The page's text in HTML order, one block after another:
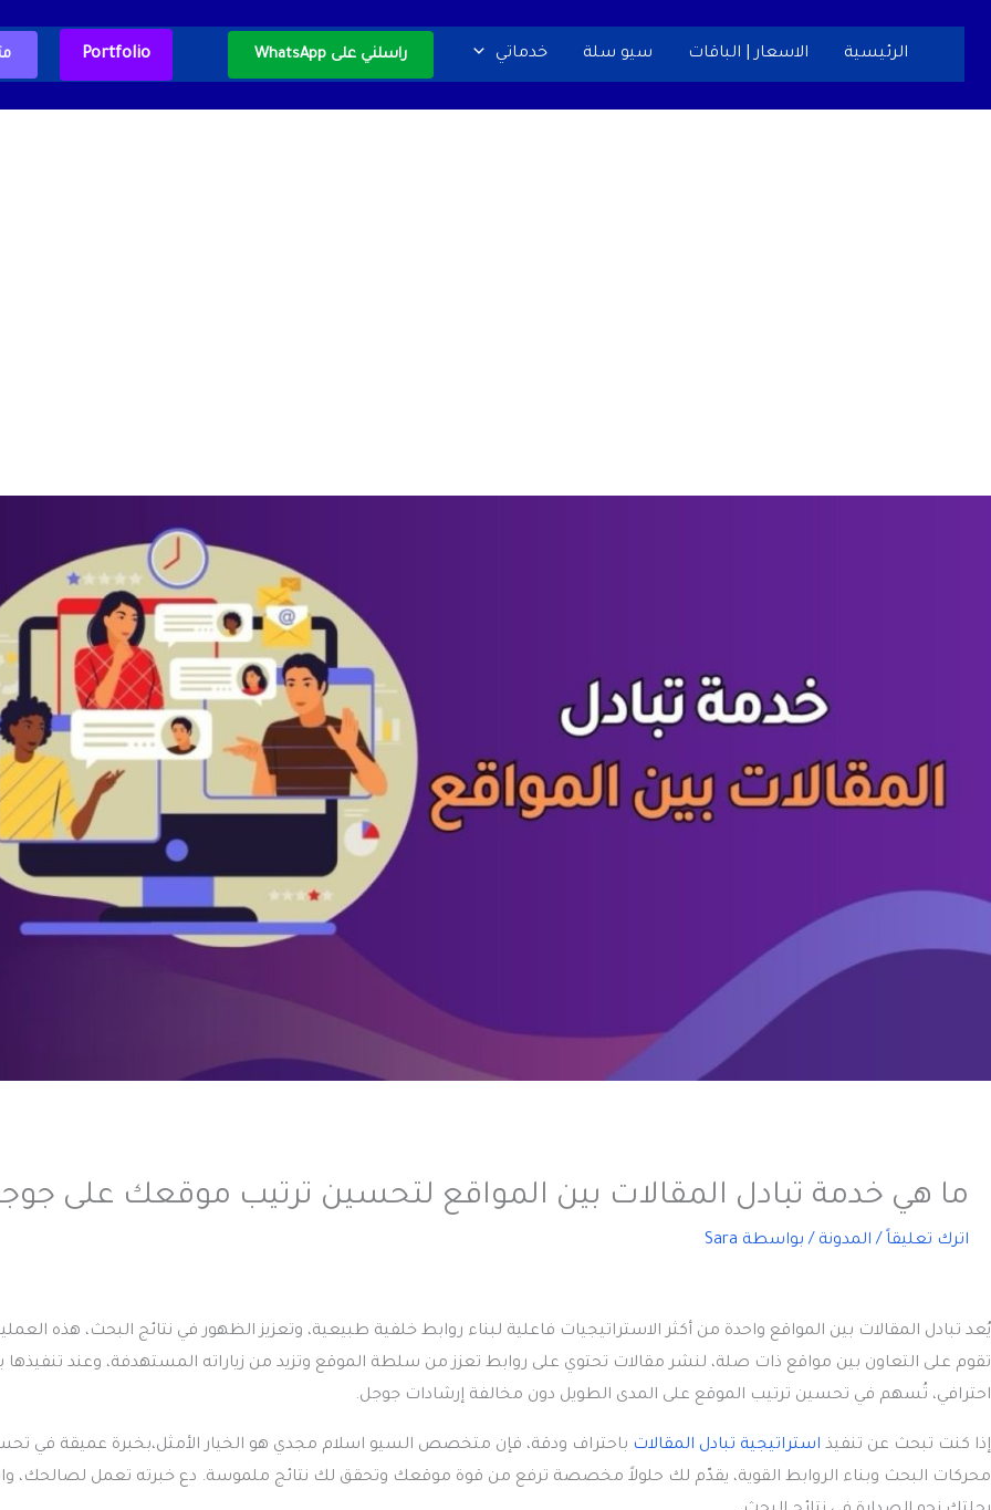
المحتوى
الرئيسية الاسعار | الباقات سيو سلة خدماتي راسلني على WhatsApp Portfolio
ما هي خدمة تبادل المقالات بين المواقع لتحسين ترتيب موقعك على
اترك تعليقاً / المدونة / بواسطة Sara
يُعد تبادل المقالات بين المواقع واحدة من أكثر الاستراتيجيات فاعلية لبناء روابط خلفية طبيعية، وتعزيز الظهور في نتائج البحث، هذه
تقوم على التعاون بين مواقع ذات صلة، لنشر مقالات تحتوي على روابط تعزز من سلطة الموقع وتزيد من زياراته المستهدفة، وعند
احترافي، تُسهم في تحسين ترتيب الموقع على المدى الطويل دون مخالفة إرشادات جوجل.
إذا كنت تبحث عن تنفيذ استراتيجية تبادل المقالات باحتراف ودقة، فإن متخصص السيو اسلام مجدي هو الخيار الأمثل،بخبرة عميقة في
محركات البحث وبناء الروابط القوية، يقدّم لك حلولاً مخصصة ترفع من قوة موقعك وتحقق لك نتائج ملموسة. دع خبرته تعمل لصالحك،